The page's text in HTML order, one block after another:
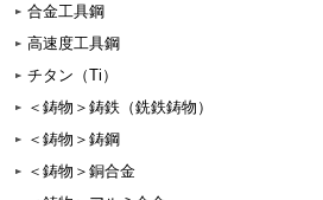
合金工具鋼
高速度工具鋼
チタン（Ti）
＜鋳物＞鋳鉄（銑鉄鋳物）
＜鋳物＞鋳鋼
＜鋳物＞銅合金